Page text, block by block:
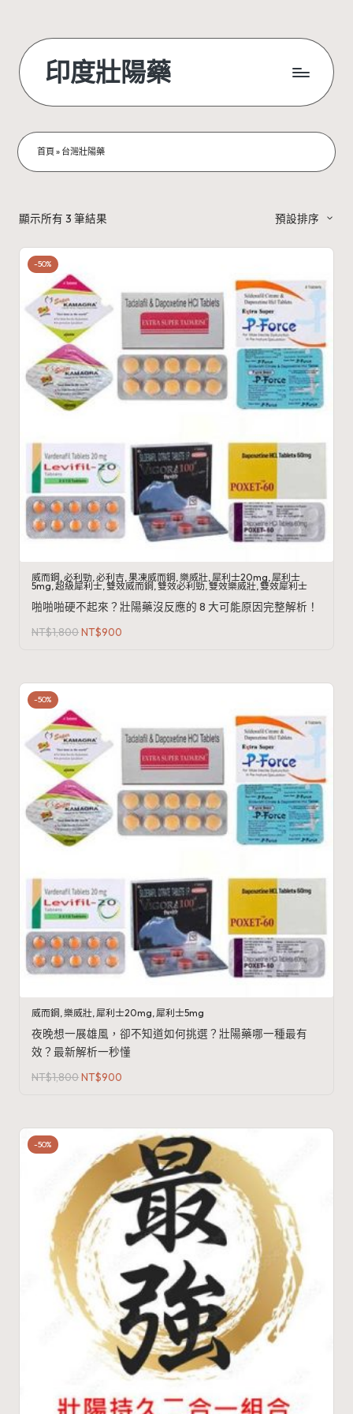
content
印度壯陽藥
首頁» 台灣壯陽藥
顯示所有 3 筆結果 預設排序
-50%
威而鋼 ,必利勁,必利吉,果凍威而鋼 ,樂威壯,犀利士20mg,犀利士
5mg,超級犀利士,雙效威而鋼 ,雙效必利勁,雙效樂威壯,雙效犀利士
啪啪啪硬不起來？壯陽藥沒反應的 8 大可能原因完整解析！
NT$1,800原
NT$900
-50%
威而鋼 ,樂威壯,犀利士20mg,犀利士5mg
夜晚想一展雄風，卻不知道如何挑選？壯陽藥哪一種最有
效？最新解析一秒懂
NT$1,800原
NT$900
-50%